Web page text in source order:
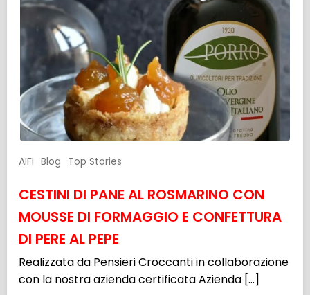
AIFI Blog Top Stories
CESTINI DI PANE AL ROSMARINO CON
MOUSSE DI FORMAGGIO E CONFETTURA
DI PERE AL PEPE
Realizzata da Pensieri Croccanti in collaborazione
con la nostra azienda certificata Azienda […]